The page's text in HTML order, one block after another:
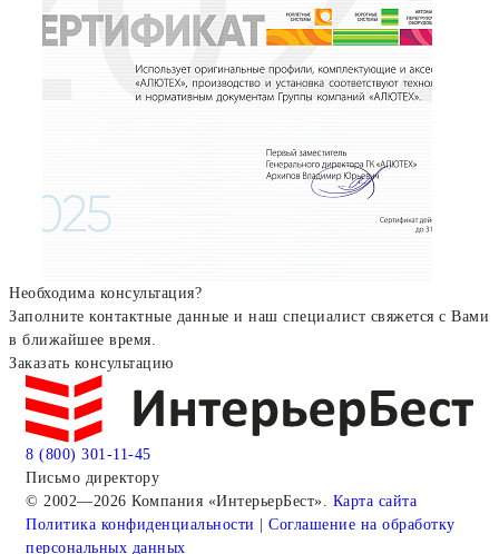
Необходима консультация?
Заполните контактные данные и наш специалист свяжется с Вами
в ближайшее время.
Заказать консультацию
8 (800) 301-11-45
Письмо директору
© 2002—2026 Компания «ИнтерьерБест». Карта сайта
Политика конфиденциальности
Соглашение на обработку
персональных данных